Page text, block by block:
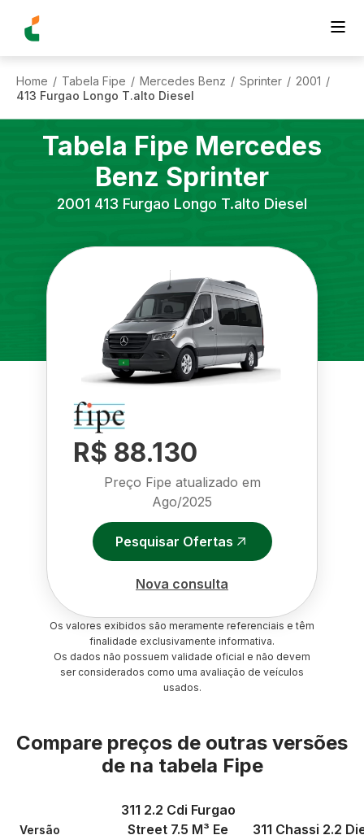
Home / Tabela Fipe / Mercedes Benz / Sprinter / 2001 /
413 Furgao Longo T.alto Diesel
Tabela Fipe Mercedes
Benz Sprinter
2001 413 Furgao Longo T.alto Diesel
R$ 88.130
Preço Fipe atualizado em
Ago/2025
Pesquisar Ofertas
Nova consulta
Os valores exibidos são meramente referenciais e têm
finalidade exclusivamente informativa.
Os dados não possuem validade oficial e não devem
ser considerados como uma avaliação de veículos
usados.
Compare preços de outras versões
de na tabela Fipe
Versão
311 2.2 Cdi Furgao
Street 7.5 M³ Ee
311 Chassi 2.2